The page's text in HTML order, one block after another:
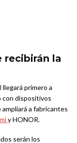
recibirán la
primero a
con dispositivos
a fabricantes
yHONOR.
serán los